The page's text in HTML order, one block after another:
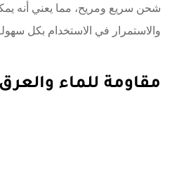
شحن سريع ومريح، مما يعني أنه
والاستمرار في الاستخدام بكل
مقاومة للماء والعرق